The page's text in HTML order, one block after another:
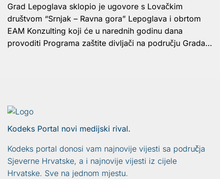
Grad Lepoglava sklopio je ugovore s Lovačkim
društvom “Srnjak – Ravna gora” Lepoglava i obrtom
EAM Konzulting koji će u narednih godinu dana
provoditi Programa zaštite divljači na području Grada…
Kodeks Portal novi medijski rival.
Kodeks portal donosi vam najnovije vijesti sa područja
Sjeverne Hrvatske, a i najnovije vijesti iz cijele
Hrvatske. Sve na jednom mjestu.